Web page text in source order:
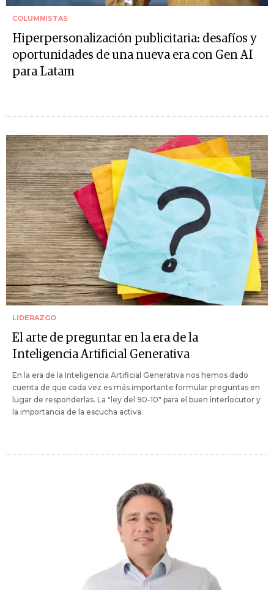
COLUMNISTAS
Hiperpersonalización publicitaria: desafíos y
oportunidades de una nueva era con Gen AI
para Latam
LIDERAZGO
El arte de preguntar en la era de la
Inteligencia Artificial Generativa
En la era de la Inteligencia Artificial Generativa nos hemos dado
cuenta de que cada vez es más importante formular preguntas en
lugar de responderlas. La "ley del 90-10" para el buen interlocutor y
la importancia de la escucha activa.